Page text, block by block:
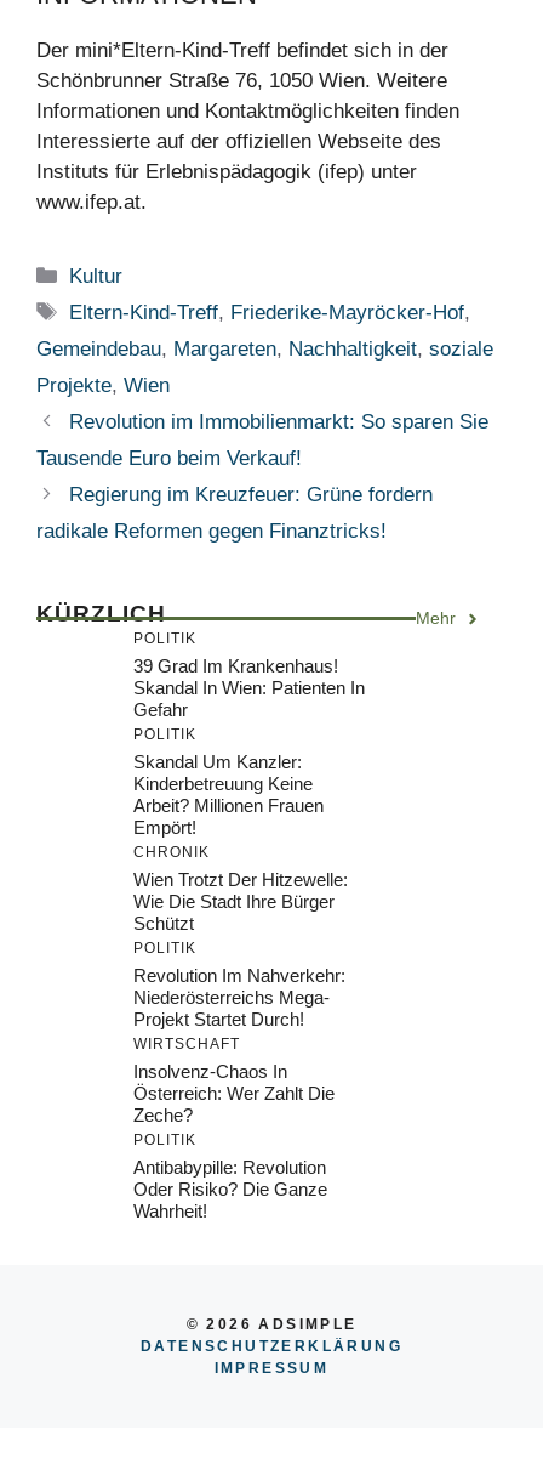
Der mini*Eltern-Kind-Treff befindet sich in der
Schönbrunner Straße 76, 1050 Wien. Weitere
Informationen und Kontaktmöglichkeiten finden
Interessierte auf der offiziellen Webseite des
Instituts für Erlebnispädagogik (ifep) unter
www.ifep.at.
Kategorien
Kultur
Schlagwörter
Eltern-Kind-Treff, Friederike-Mayröcker-Hof,
Gemeindebau, Margareten, Nachhaltigkeit, soziale
Projekte, Wien
Revolution im Immobilienmarkt: So sparen Sie
Tausende Euro beim Verkauf!
Regierung im Kreuzfeuer: Grüne fordern
radikale Reformen gegen Finanztricks!
KÜRZLICH Mehr
POLITIK
39 Grad Im Krankenhaus!
Skandal In Wien: Patienten In
Gefahr
POLITIK
Skandal Um Kanzler:
Kinderbetreuung Keine
Arbeit? Millionen Frauen
Empört!
CHRONIK
Wien Trotzt Der Hitzewelle:
Wie Die Stadt Ihre Bürger
Schützt
POLITIK
Revolution Im Nahverkehr:
Niederösterreichs Mega-
Projekt Startet Durch!
WIRTSCHAFT
Insolvenz-Chaos In
Österreich: Wer Zahlt Die
Zeche?
POLITIK
Antibabypille: Revolution
Oder Risiko? Die Ganze
Wahrheit!
© 2026 ADSIMPLE
DATENSCHUTZERKLÄRUNG
IMPRESSU M